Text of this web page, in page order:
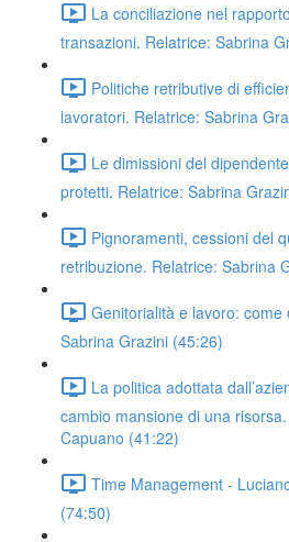
La conciliazione nel
transazioni. Relatrice: Sabrina
Politiche retributive di
lavoratori. Relatrice: Sabrina
Le dimissioni del
protetti. Relatrice: Sabrina
Pignoramenti, cessioni del
retribuzione. Relatrice: Sabrina
Genitorialità e lavoro: come
Sabrina Grazini (45:26)
La politica adottata
cambio mansione di una
Capuano (41:22)
Time Management -
(74:50)